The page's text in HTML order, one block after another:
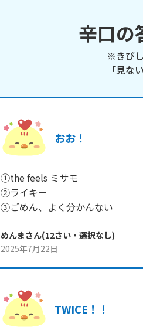
辛口の
※きび
「見な
おお！
①the feels ミサモ
②ライキー
③ごめん、よく分かんない
めんまさん(12さい・ 選択なし)
2025年7月22日
TWICE！！